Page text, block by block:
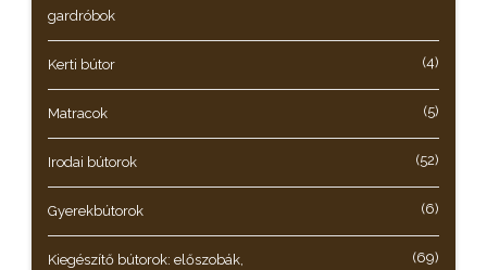
gardróbok
Kerti bútor (4)
Matracok (5)
Irodai bútorok (52)
Gyerekbútorok (6)
Kiegészítő bútorok: előszobák,
(69)